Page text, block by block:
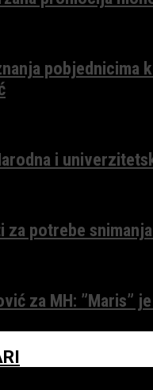
pobjednicima
i
za potrebe
za MH: ”Maris”